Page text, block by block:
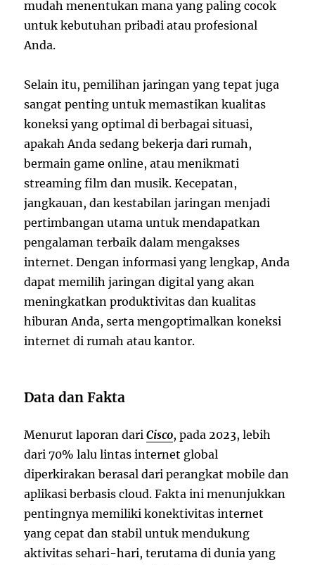
mudah menentukan mana yang paling cocok
untuk kebutuhan pribadi atau profesional
Anda.
Selain itu, pemilihan jaringan yang tepat juga
sangat penting untuk memastikan kualitas
koneksi yang optimal di berbagai situasi,
apakah Anda sedang bekerja dari rumah,
bermain game online, atau menikmati
streaming film dan musik. Kecepatan,
jangkauan, dan kestabilan jaringan menjadi
pertimbangan utama untuk mendapatkan
pengalaman terbaik dalam mengakses
internet. Dengan informasi yang lengkap, Anda
dapat memilih jaringan digital yang akan
meningkatkan produktivitas dan kualitas
hiburan Anda, serta mengoptimalkan koneksi
internet di rumah atau kantor.
Data dan Fakta
Menurut laporan dariCisco, pada 2023, lebih
dari 70% lalu lintas internet global
diperkirakan berasal dari perangkat mobile dan
aplikasi berbasis cloud. Fakta ini menunjukkan
pentingnya memiliki konektivitas internet
yang cepat dan stabil untuk mendukung
aktivitas sehari-hari, terutama di dunia yang